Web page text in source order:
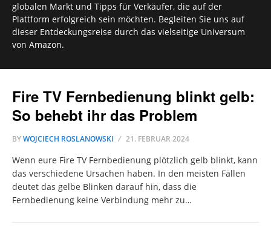
globalen Markt und Tipps für Verkäufer, die auf der
Plattform erfolgreich sein möchten. Begleiten Sie uns auf
dieser Entdeckungsreise durch das vielseitige Universum
von Amazon.
Fire TV Fernbedienung blinkt gelb:
So behebt ihr das Problem
BYWOJCIECH ROSLANOWSKI 21. FEBRUAR 2024
Wenn eure Fire TV Fernbedienung plötzlich gelb blinkt, kann
das verschiedene Ursachen haben. In den meisten Fällen
deutet das gelbe Blinken darauf hin, dass die
Fernbedienung keine Verbindung mehr zu…